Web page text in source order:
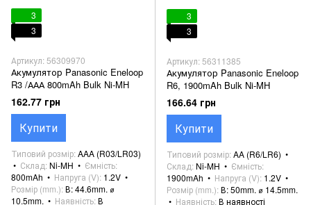
3
3
Артикул: 56309970
Акумулятор Panasonic Eneloop
R3 /ААА 800mAh Bulk Ni-MH
162.77 грн
Купити
Типовий розмір AAA (R03/LR03)
Склад Ni-MH
Ємність
800mAh
Напруга (V) 1.2V
Розмір (mm.) В: 44.6mm. ⌀
10.5mm.
Наявність В
3
3
Артикул: 56311385
Акумулятор Panasonic Eneloop
R6, 1900mAh Bulk Ni-MH
166.64 грн
Купити
Типовий розмір AA (R6/LR6)
Склад Ni-MH
Ємність
1900mAh
Напруга (V) 1.2V
Розмір (mm.) В: 50mm. ⌀ 14.5mm.
Наявність В наявності